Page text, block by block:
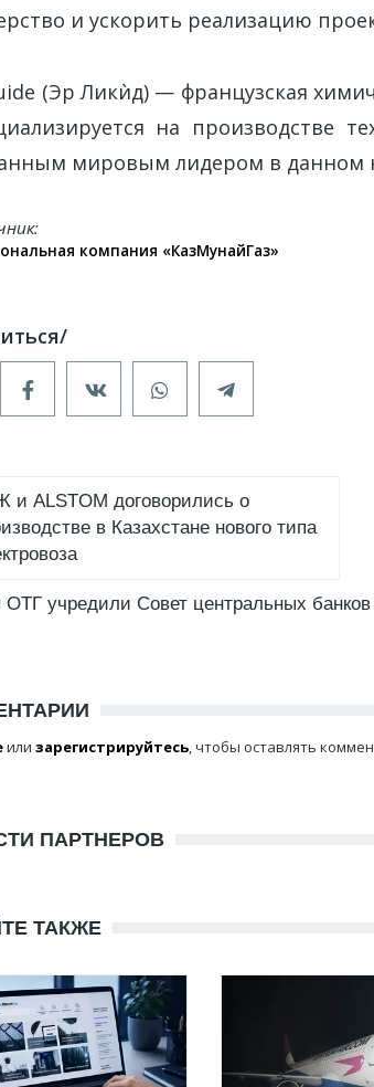
и ускорить реализацию
(Эр Ликѝд) — французская
на производстве
мировым лидером в данном
компания «КазМунайГаз»
и ALSTOM договорились о
в Казахстане нового типа
учредили Совет центральных банков
или зарегистрируйтесь, чтобы оставлять
ПАРТНЕРОВ
ТАКЖЕ